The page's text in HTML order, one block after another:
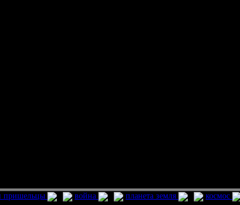
пришельцы война планета земля космос